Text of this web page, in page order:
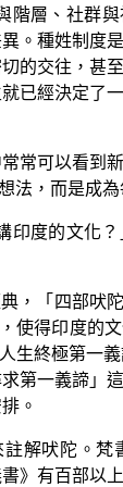
層、社群
。種姓制度
的交往，甚
已經決定了
常可以看到
法，而是成為
度的文化
，「四部吠
得印度的
生終極第一
第一義諦」
。
解吠陀。
》有百部以